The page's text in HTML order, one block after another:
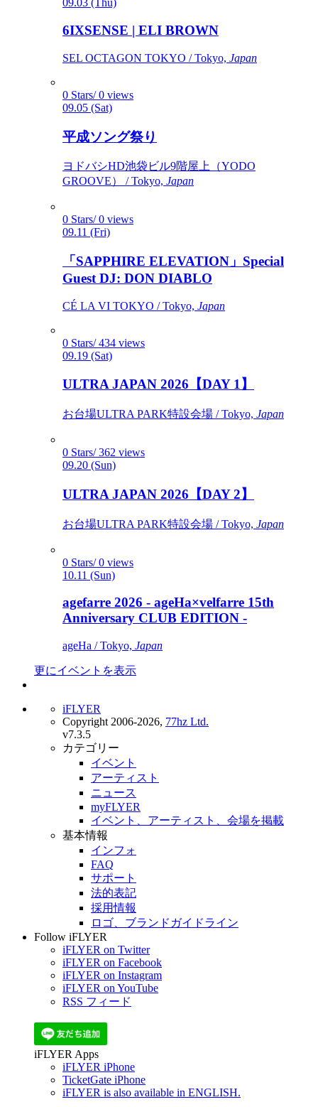
09.03 (Thu)
6IXSENSE | ELI BROWN
SEL OCTAGON TOKYO / Tokyo, Japan
0 Stars/ 0 views
09.05 (Sat)
平成ソング祭り
ヨドバシHD池袋ビル9階屋上（YODO
GROOVE） / Tokyo, Japan
0 Stars/ 0 views
09.11 (Fri)
「SAPPHIRE ELEVATION」Special
Guest DJ: DON DIABLO
CÉ LA VI TOKYO / Tokyo, Japan
0 Stars/ 434 views
09.19 (Sat)
ULTRA JAPAN 2026【DAY 1】
お台場ULTRA PARK特設会場 / Tokyo, Japan
0 Stars/ 362 views
09.20 (Sun)
ULTRA JAPAN 2026【DAY 2】
お台場ULTRA PARK特設会場 / Tokyo, Japan
0 Stars/ 0 views
10.11 (Sun)
agefarre 2026 - ageHa×velfarre 15th
Anniversary CLUB EDITION -
ageHa / Tokyo, Japan
更にイベントを表示
iFLYER
Copyright 2006-2026, 77hz Ltd.
v7.3.5
カテゴリー
イベント
アーティスト
ニュース
myFLYER
イベント、アーティスト、会場を掲載
基本情報
インフォ
FAQ
サポート
法的表記
採用情報
ロゴ、ブランドガイドライン
Follow iFLYER
iFLYER on Twitter
iFLYER on Facebook
iFLYER on Instagram
iFLYER on YouTube
RSS フィード
iFLYER Apps
iFLYER iPhone
TicketGate iPhone
iFLYER is also available in ENGLISH.